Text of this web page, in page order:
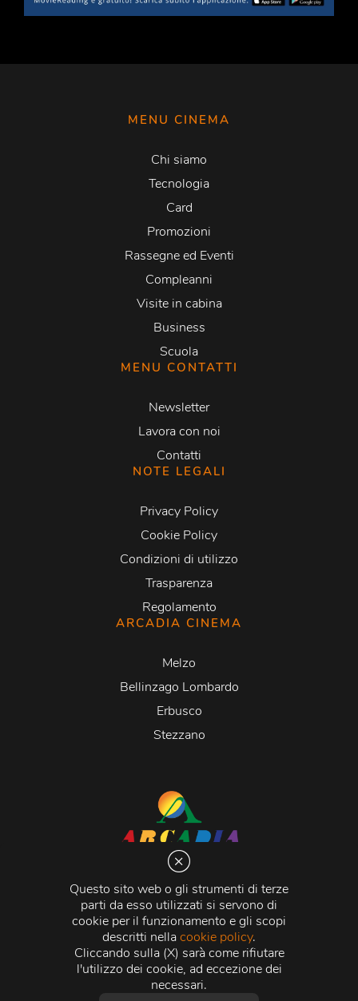
Questo sito web o gli strumenti di terze
parti da esso utilizzati si servono di
cookie per il funzionamento e gli scopi
descritti nellacookie policy.
Cliccando sulla (X) sarà come rifiutare
l'utilizzo dei cookie, ad eccezione dei
necessari.
MENU CINEMA
Chi siamo
Tecnologia
Card
Promozioni
Rassegne ed Eventi
Compleanni
Visite in cabina
Business
Scuola
MENU CONTATTI
Newsletter
Lavora con noi
Contatti
NOTE LEGALI
Privacy Policy
Cookie Policy
Condizioni di utilizzo
Trasparenza
Regolamento
ARCADIA CINEMA
Melzo
Bellinzago Lombardo
Erbusco
Stezzano
Via Martiri della Libertà 20066 Melzo (MI)
C.C.I.A.A. - R.E.A di Milano n. 1427910
Registro delle Imprese di Milano n. 338392 -
Fiscale e Partita Iva11015840157 | Capitale Sociale
500.000,00 i.v.
Credits:Crea Informatica S.r.l. 2026 © Tutti i diritti
riservati.